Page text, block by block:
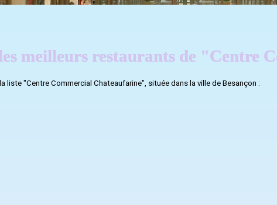
meilleurs restaurants de "Centre
liste "Centre Commercial Chateaufarine", située dans la ville de Besançon :